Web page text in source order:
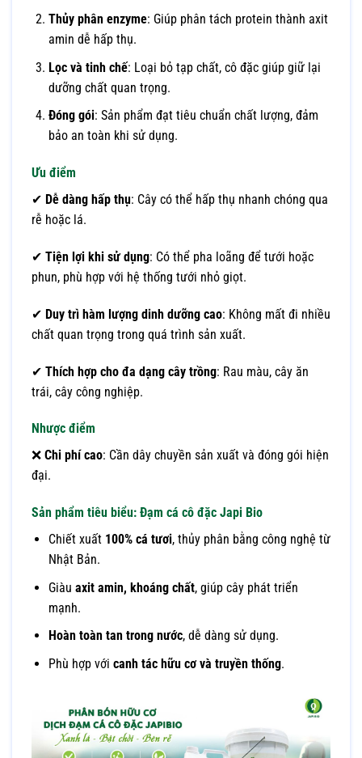
Thủy phân enzyme: Giúp phân tách protein thành axit
amin dễ hấp thụ.
Lọc và tinh chế: Loại bỏ tạp chất, cô đặc giúp giữ lại
dưỡng chất quan trọng.
Đóng gói: Sản phẩm đạt tiêu chuẩn chất lượng, đảm
bảo an toàn khi sử dụng.
Ưu điểm
✔ Dễ dàng hấp thụ: Cây có thể hấp thụ nhanh chóng qua
rễ hoặc lá.
✔ Tiện lợi khi sử dụng: Có thể pha loãng để tưới hoặc
phun, phù hợp với hệ thống tưới nhỏ giọt.
✔ Duy trì hàm lượng dinh dưỡng cao: Không mất đi nhiều
chất quan trọng trong quá trình sản xuất.
✔ Thích hợp cho đa dạng cây trồng: Rau màu, cây ăn
trái, cây công nghiệp.
Nhược điểm
❌ Chi phí cao: Cần dây chuyền sản xuất và đóng gói hiện
đại.
Sản phẩm tiêu biểu: Đạm cá cô đặc Japi Bio
Chiết xuất 100% cá tươi, thủy phân bằng công nghệ từ
Nhật Bản.
Giàu axit amin, khoáng chất, giúp cây phát triển
mạnh.
Hoàn toàn tan trong nước, dễ dàng sử dụng.
Phù hợp với canh tác hữu cơ và truyền thống.